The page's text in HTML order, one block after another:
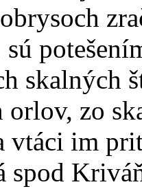
skalných
zo
vtáci im
spod